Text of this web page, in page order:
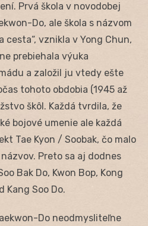
Prvá škola v novodobej
Do, ale škola s názvom
cesta“, vznikla v Yong Chun,
prebiehala výuka
a založil ju vtedy ešte
tohoto obdobia (1945 až
škôl. Každá tvrdila, že
bojové umenie ale každá
Tae Kyon / Soobak, čo malo
Preto sa aj dodnes
Bak Do, Kwon Bop, Kong
Kang Soo Do.
Do neodmysliteľne